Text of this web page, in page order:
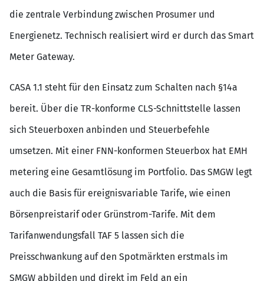
die zentrale Verbindung zwischen Prosumer und
Energienetz. Technisch realisiert wird er durch das Smart
Meter Gateway.
CASA 1.1 steht für den Einsatz zum Schalten nach §14a
bereit. Über die TR-konforme CLS-Schnittstelle lassen
sich Steuerboxen anbinden und Steuerbefehle
umsetzen. Mit einer FNN-konformen Steuerbox hat EMH
metering eine Gesamtlösung im Portfolio. Das SMGW legt
auch die Basis für ereignisvariable Tarife, wie einen
Börsenpreistarif oder Grünstrom-Tarife. Mit dem
Tarifanwendungsfall TAF 5 lassen sich die
Preisschwankung auf den Spotmärkten erstmals im
SMGW abbilden und direkt im Feld an ein